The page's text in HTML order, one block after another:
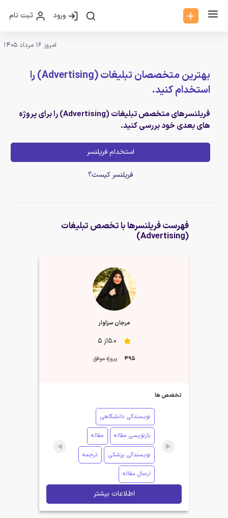
ورود ثبت نام
امروز 16 مرداد 1405
بهترین متخصصان تبلیغات (Advertising) را
استخدام کنید.
فریلنسرهای متخصص تبلیغات (Advertising) را برای پروژه
های بعدی خود بررسی کنید.
استخدام فریلنسر
فریلنسر کیست؟
فهرست فریلنسرها با تخصص تبلیغات
(Advertising)
مرجان سزاوار
5.0از 5
495 پروژه موفق
تخصص ها
نویسندگی دانشگاهی
بازنویسی مقاله مقاله
نویسندگی پزشکی ترجمه
ارسال مقاله
اطلاعات بیشتر